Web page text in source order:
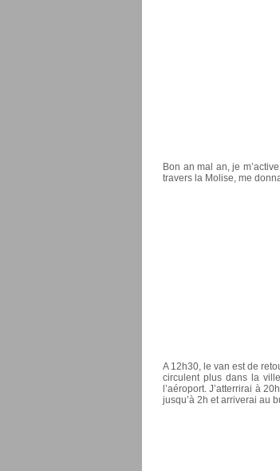
Bon an mal an, je
travers la Molise, me
A 12h30, le van est de
circulent plus dans la
l’aéroport. J’atterrirai à
jusqu’à 2h et arriverai au